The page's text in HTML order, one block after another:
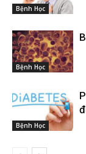
Bệnh Học
Bệnh Học
Bệnh Học